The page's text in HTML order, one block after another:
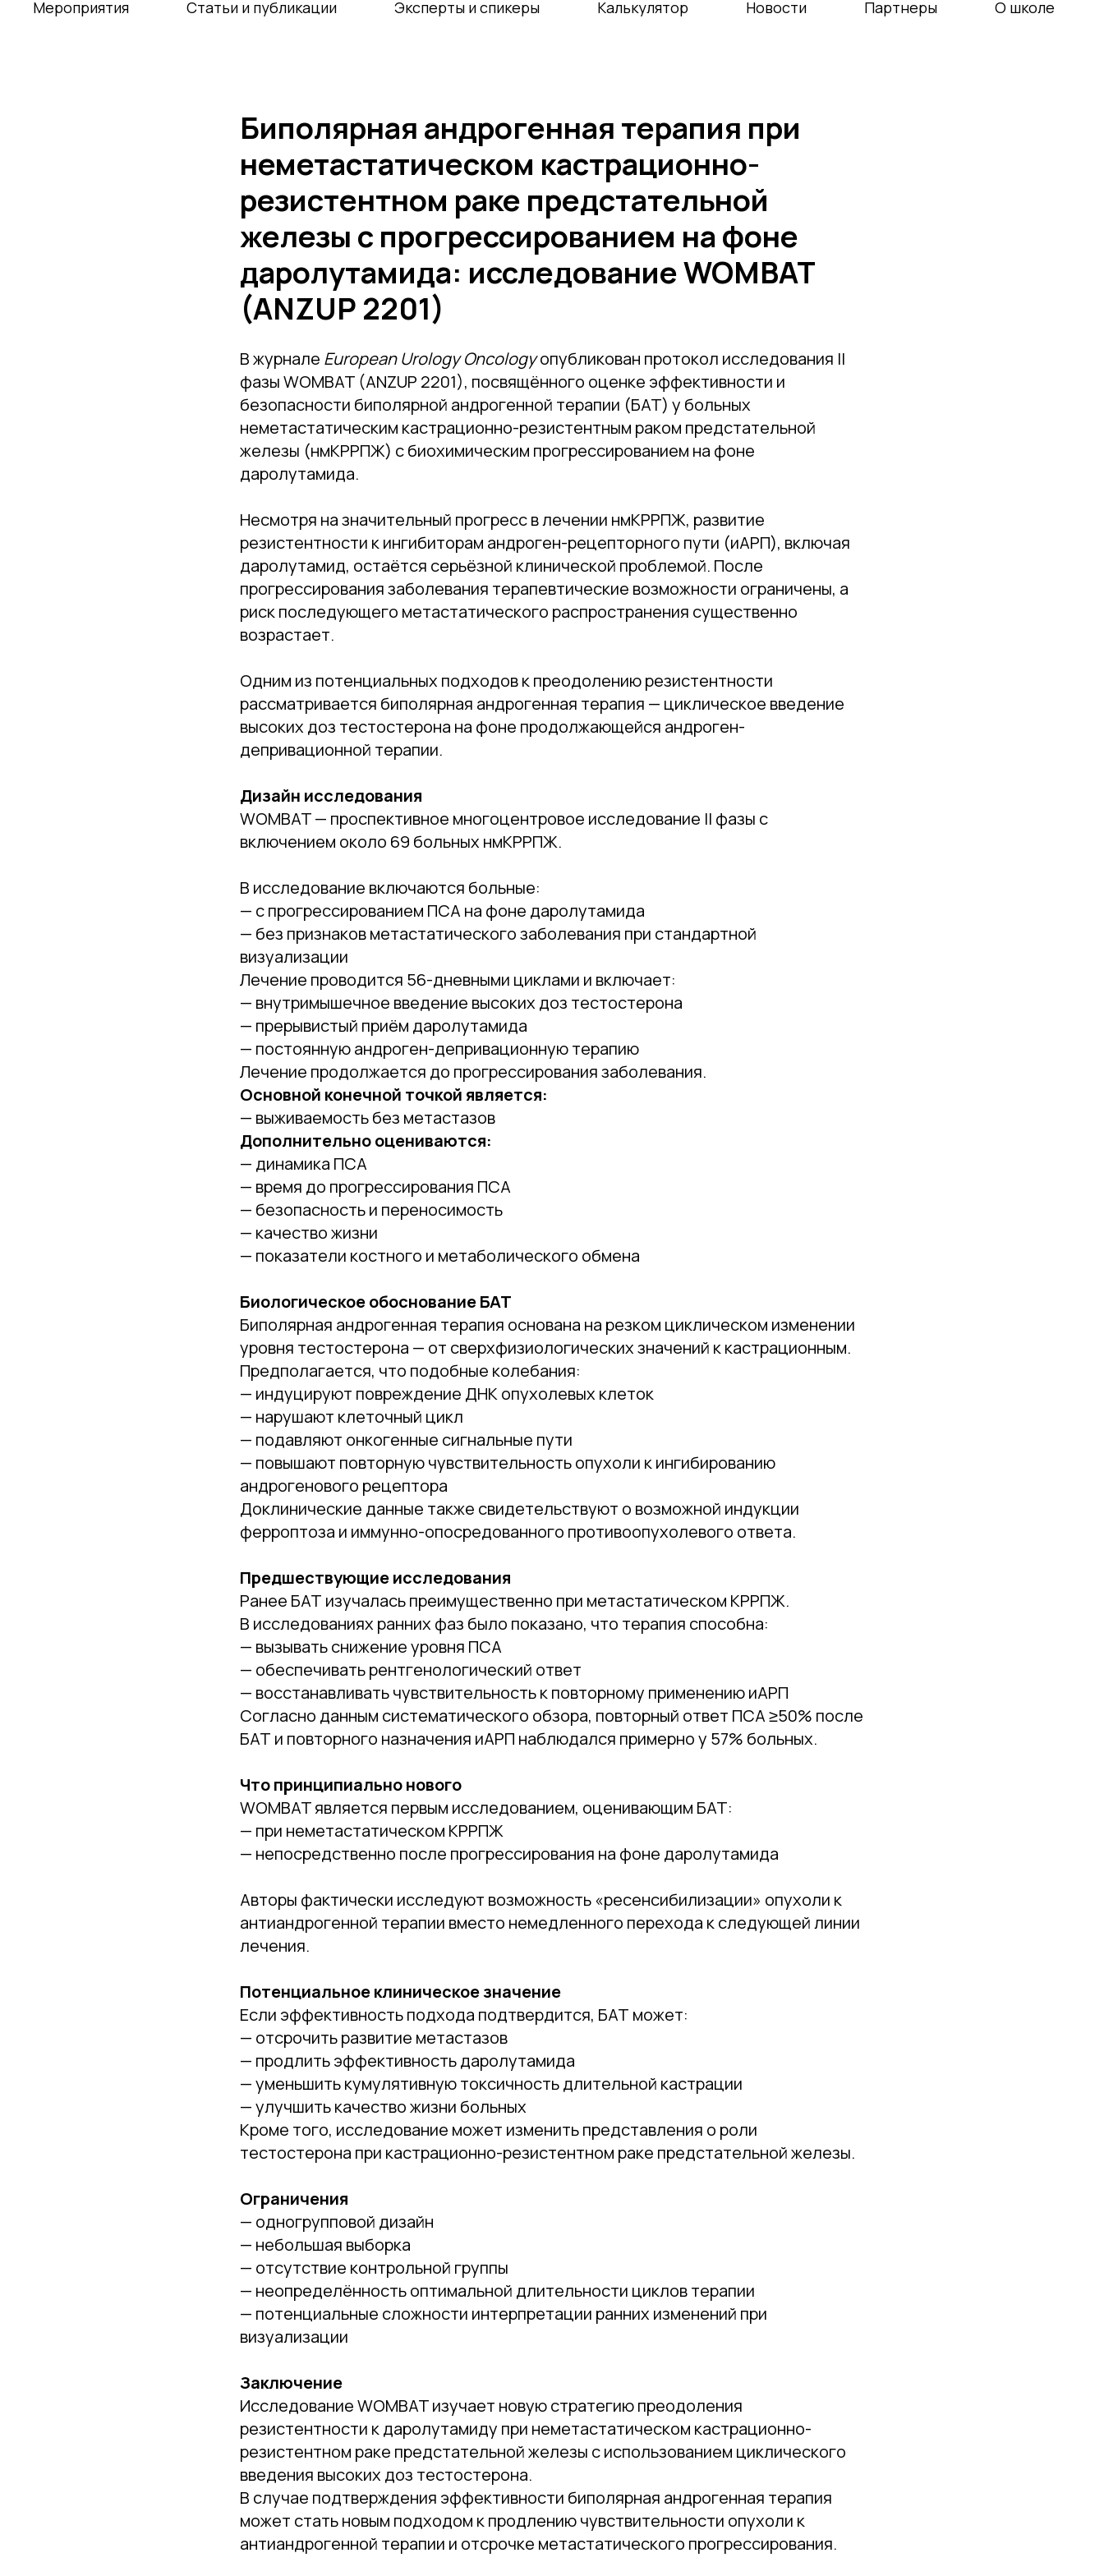
Мероприятия Статьи и публикации Эксперты и спикеры Калькулятор Новости Партнеры О школе
Биполярная андрогенная терапия при
неметастатическом кастрационно-
резистентном раке предстательной
железы с прогрессированием на фоне
даролутамида: исследование WOMBAT
(ANZUP 2201)
В журнале European Urology Oncologyопубликован протокол исследования II
фазы WOMBAT (ANZUP 2201), посвящённого оценке эффективности и
безопасности биполярной андрогенной терапии (БАТ) у больных
неметастатическим кастрационно-резистентным раком предстательной
железы (нмКРРПЖ) с биохимическим прогрессированием на фоне
даролутамида.
Несмотря на значительный прогресс в лечении нмКРРПЖ, развитие
резистентности к ингибиторам андроген-рецепторного пути (иАРП), включая
даролутамид, остаётся серьёзной клинической проблемой. После
прогрессирования заболевания терапевтические возможности ограничены, а
риск последующего метастатического распространения существенно
возрастает.
Одним из потенциальных подходов к преодолению резистентности
рассматривается биполярная андрогенная терапия — циклическое введение
высоких доз тестостерона на фоне продолжающейся андроген-
депривационной терапии.
Дизайн исследования
WOMBAT — проспективное многоцентровое исследование II фазы с
включением около 69 больных нмКРРПЖ.
В исследование включаются больные:
— с прогрессированием ПСА на фоне даролутамида
— без признаков метастатического заболевания при стандартной
визуализации
Лечение проводится 56-дневными циклами и включает:
— внутримышечное введение высоких доз тестостерона
— прерывистый приём даролутамида
— постоянную андроген-депривационную терапию
Лечение продолжается до прогрессирования заболевания.
Основной конечной точкой является:
— выживаемость без метастазов
Дополнительно оцениваются:
— динамика ПСА
— время до прогрессирования ПСА
— безопасность и переносимость
— качество жизни
— показатели костного и метаболического обмена
Биологическое обоснование БАТ
Биполярная андрогенная терапия основана на резком циклическом изменении
уровня тестостерона — от сверхфизиологических значений к кастрационным.
Предполагается, что подобные колебания:
— индуцируют повреждение ДНК опухолевых клеток
— нарушают клеточный цикл
— подавляют онкогенные сигнальные пути
— повышают повторную чувствительность опухоли к ингибированию
андрогенового рецептора
Доклинические данные также свидетельствуют о возможной индукции
ферроптоза и иммунно-опосредованного противоопухолевого ответа.
Предшествующие исследования
Ранее БАТ изучалась преимущественно при метастатическом КРРПЖ.
В исследованиях ранних фаз было показано, что терапия способна:
— вызывать снижение уровня ПСА
— обеспечивать рентгенологический ответ
— восстанавливать чувствительность к повторному применению иАРП
Согласно данным систематического обзора, повторный ответ ПСА ≥50% после
БАТ и повторного назначения иАРП наблюдался примерно у 57% больных.
Что принципиально нового
WOMBAT является первым исследованием, оценивающим БАТ:
— при неметастатическом КРРПЖ
— непосредственно после прогрессирования на фоне даролутамида
Авторы фактически исследуют возможность «ресенсибилизации» опухоли к
антиандрогенной терапии вместо немедленного перехода к следующей линии
лечения.
Потенциальное клиническое значение
Если эффективность подхода подтвердится, БАТ может:
— отсрочить развитие метастазов
— продлить эффективность даролутамида
— уменьшить кумулятивную токсичность длительной кастрации
— улучшить качество жизни больных
Кроме того, исследование может изменить представления о роли
тестостерона при кастрационно-резистентном раке предстательной железы.
Ограничения
— одногрупповой дизайн
— небольшая выборка
— отсутствие контрольной группы
— неопределённость оптимальной длительности циклов терапии
— потенциальные сложности интерпретации ранних изменений при
визуализации
Заключение
Исследование WOMBAT изучает новую стратегию преодоления
резистентности к даролутамиду при неметастатическом кастрационно-
резистентном раке предстательной железы с использованием циклического
введения высоких доз тестостерона.
В случае подтверждения эффективности биполярная андрогенная терапия
может стать новым подходом к продлению чувствительности опухоли к
антиандрогенной терапии и отсрочке метастатического прогрессирования.